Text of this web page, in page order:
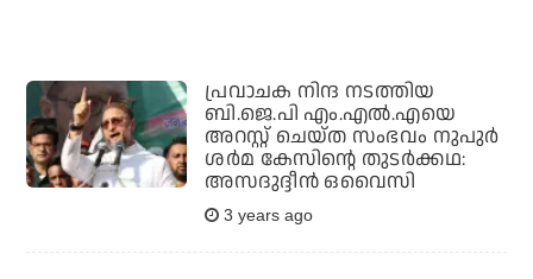
പ്രവാചക നിന്ദ നടത്തിയ
ബി.ജെ.പി എം.എല്‍.എയെ
അറസ്റ്റ് ചെയ്ത സംഭവം നുപുര്‍
ശര്‍മ കേസിന്റെ തുടര്‍ക്കഥ:
അസദുദ്ദീന്‍ ഒവൈസി
3 years ago